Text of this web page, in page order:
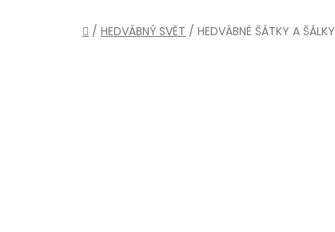
Domů
/ HEDVÁBNÝ SVĚT / HEDVÁBNÉ ŠÁTKY A ŠÁLKY